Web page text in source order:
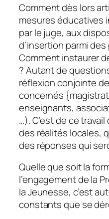
Comment dès lors
mesures éducatives
par le juge, aux
d’insertion parmi
Comment instaurer
? Autant de
réflexion conjointe
concernés
enseignants,
…). C’est de ce
des réalités locales,
des réponses qui
Quelle que soit la
l’engagement de la
la Jeunesse, c’est
constants que se